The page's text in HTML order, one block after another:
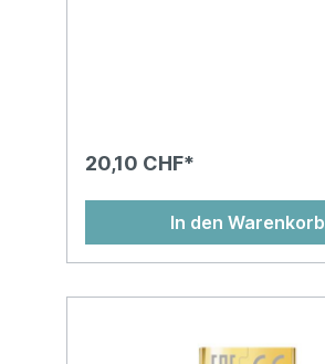
20,10 CHF*
In den Warenkorb